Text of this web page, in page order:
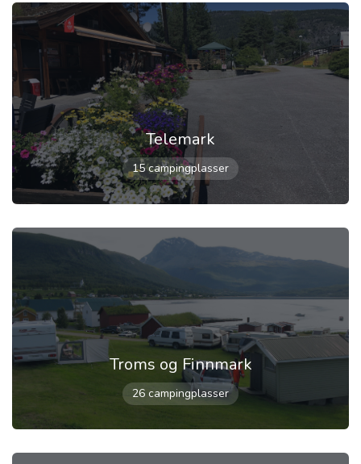
Telemark
15 campingplasser
Troms og Finnmark
26 campingplasser